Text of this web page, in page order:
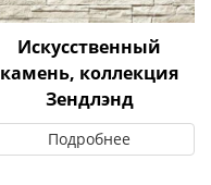
Искусственный
камень, коллекция
Зендлэнд
Подробнее